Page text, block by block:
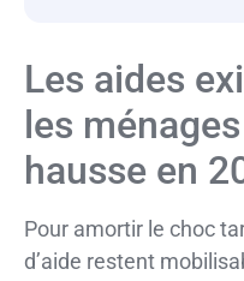
Les aides
les
hausse en
Pour amortir le choc
d’aide restent